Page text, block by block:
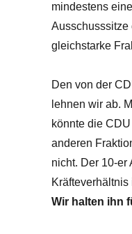
mindestens
gleichstarke
Den von der
lehnen wir ab.
könnte die
anderen
nicht. Der 10-er
Wir halten ihn